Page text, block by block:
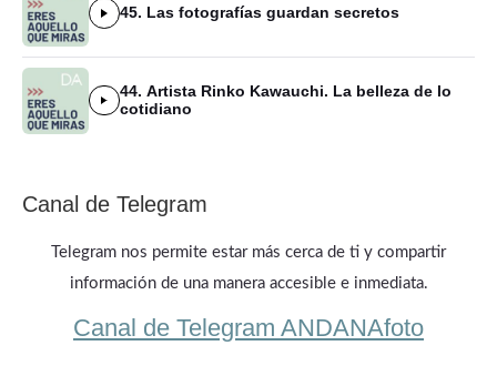
45. Las fotografías guardan secretos
44. Artista Rinko Kawauchi. La belleza de lo
cotidiano
Canal de Telegram
Telegram nos permite estar más cerca de ti y compartir
información de una manera accesible e inmediata.
Canal de Telegram ANDANAfoto